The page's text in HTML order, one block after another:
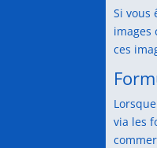
Si vous
images
ces
via les